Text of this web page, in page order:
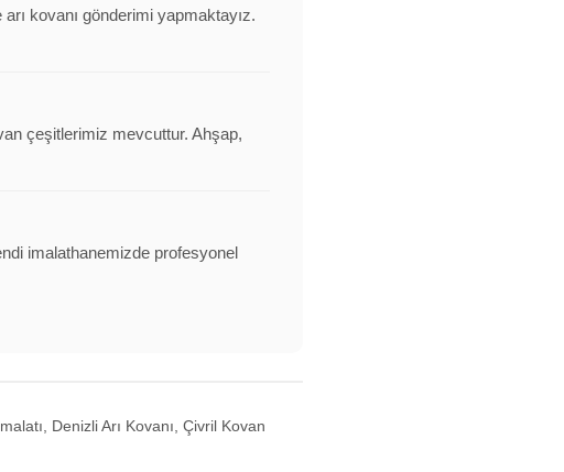
kovanı gönderimi yapmaktayız.
çeşitlerimiz mevcuttur. Ahşap,
imalathanemizde profesyonel
Denizli Arı Kovanı, Çivril Kovan